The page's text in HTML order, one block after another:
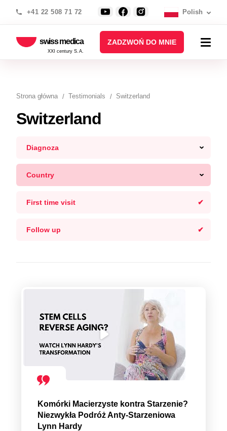
+41 22 508 71 72 Polish
swiss medica
XXI century S.A.
ZADZWOŃ DO MNIE
Strona główna Testimonials Switzerland
Switzerland
Diagnoza
Country
First time visit
Follow up
Komórki Macierzyste kontra Starzenie?
Niezwykła Podróż Anty-Starzeniowa
Lynn Hardy